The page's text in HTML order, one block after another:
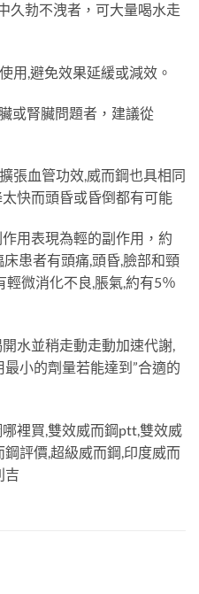
久勃不洩者，可大量喝水走
用,避免效果延緩或減效。
或腎臟問題者，建議從
張血管功效,威而鋼也具相同
快而頭昏或昏倒都有可能
用表現為輕的副作用，約
患者有頭痛,頭昏,臉部和頸
微消化不良,脹氣,約有5％
水並稍走動走動加速代謝,
小的劑量若能達到”合適的
裡買,雙效威而鋼ptt,雙效威
評價,超級威而鋼,印度威而
吉